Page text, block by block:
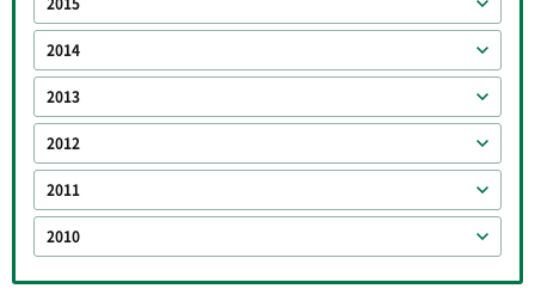
2014
2013
2012
2011
2010